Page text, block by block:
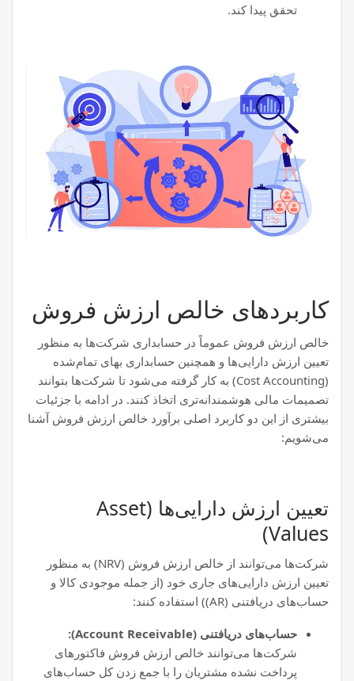
تحقق پیدا کند.
کاربردهای خالص ارزش فروش
خالص ارزش فروش عموماً در حسابداری شرکت‌ها به منظور
تعیین ارزش دارایی‌ها و همچنین حسابداری بهای تمام‌شده
(Cost Accounting) به کار گرفته می‌شود تا شرکت‌ها بتوانند
تصمیمات مالی هوشمندانه‌تری اتخاذ کنند. در ادامه با جزئیات
بیشتری از این دو کاربرد اصلی برآورد خالص ارزش فروش آشنا
می‌شویم:
تعیین ارزش دارایی‌ها (Asset
Values)
شرکت‌ها می‌توانند از خالص ارزش فروش (NRV) به منظور
تعیین ارزش دارایی‌های جاری خود (از جمله موجودی کالا و
حساب‌های دریافتنی (AR)) استفاده کنند:
حساب‌های دریافتنی (Account Receivable):
شرکت‌ها می‌توانند خالص ارزش فروش فاکتورهای
پرداخت نشده مشتریان را با جمع زدن کل حساب‌های